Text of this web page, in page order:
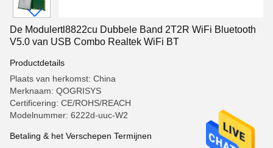
De Modulertl8822cu Dubbele Band 2T2R WiFi Bluetooth
V5.0 van USB Combo Realtek WiFi BT
Productdetails
Plaats van herkomst: China
Merknaam: QOGRISYS
Certificering: CE/ROHS/REACH
Modelnummer: 6222d-uuc-W2
Betaling & het Verschepen Termijnen